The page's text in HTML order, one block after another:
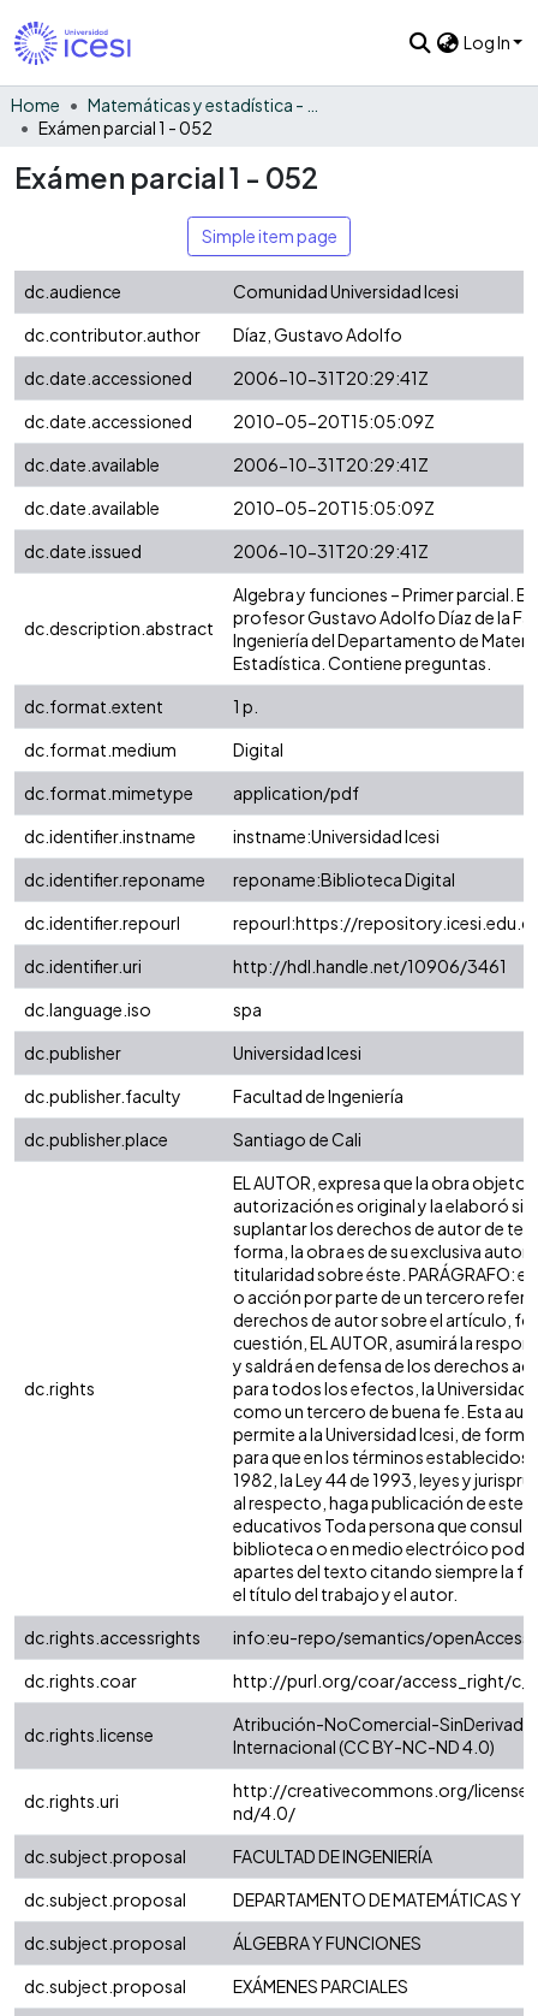
Log In
Home
Exámen parcial 1 - 052
Exámen parcial 1 - 052
Simple item page
dc.audience
Comunidad Universidad Icesi
dc.contributor.author
Díaz, Gustavo Adolfo
dc.date.accessioned
2006-10-31T20:29:41Z
dc.date.accessioned
2010-05-20T15:05:09Z
dc.date.available
2006-10-31T20:29:41Z
dc.date.available
2010-05-20T15:05:09Z
dc.date.issued
2006-10-31T20:29:41Z
dc.description.abstract
Algebra y funciones – Primer parcial.
profesor Gustavo Adolfo Díaz de la
Ingeniería del Departamento de
Estadística. Contiene preguntas.
dc.format.extent
1 p.
dc.format.medium
Digital
dc.format.mimetype
application/pdf
dc.identifier.instname
instname:Universidad Icesi
dc.identifier.reponame
reponame:Biblioteca Digital
dc.identifier.repourl
repourl:https://
dc.identifier.uri
http://hdl.handle.net/10906/3461
dc.language.iso
spa
dc.publisher
Universidad Icesi
dc.publisher.faculty
Facultad de Ingeniería
dc.publisher.place
Santiago de Cali
dc.rights
EL AUTOR, expresa que la obra objeto
autorización es original y la elaboró
suplantar los derechos de autor de
forma, la obra es de su exclusiva
titularidad sobre éste. PARÁGRAFO:
o acción por parte de un tercero
derechos de autor sobre el artículo,
cuestión, EL AUTOR, asumirá la
y saldrá en defensa de los derechos
para todos los efectos, la Universidad
como un tercero de buena fe. Esta
permite a la Universidad Icesi, de
para que en los términos establecidos
1982, la Ley 44 de 1993, leyes y
al respecto, haga publicación de este
educativos Toda persona que consulte
biblioteca o en medio electróico
apartes del texto citando siempre la
el título del trabajo y el autor.
dc.rights.accessrights
info:eu-repo/semantics/openAccess
dc.rights.coar
http://purl.org/coar/access_right/
dc.rights.license
Atribución-NoComercial-
Internacional (CC BY-NC-ND 4.0)
dc.rights.uri
http://creativecommons.org/
nd/4.0/
dc.subject.proposal
FACULTAD DE INGENIERÍA
dc.subject.proposal
DEPARTAMENTO DE MATEMÁTICAS Y
dc.subject.proposal
ÁLGEBRA Y FUNCIONES
dc.subject.proposal
EXÁMENES PARCIALES